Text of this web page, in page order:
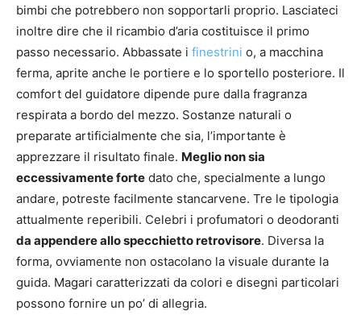
bimbi che potrebbero non sopportarli proprio. Lasciateci
inoltre dire che il ricambio d’aria costituisce il primo
passo necessario. Abbassate i finestrini o, a macchina
ferma, aprite anche le portiere e lo sportello posteriore. Il
comfort del guidatore dipende pure dalla fragranza
respirata a bordo del mezzo. Sostanze naturali o
preparate artificialmente che sia, l’importante è
apprezzare il risultato finale. Meglio non sia
eccessivamente forte dato che, specialmente a lungo
andare, potreste facilmente stancarvene. Tre le tipologia
attualmente reperibili. Celebri i profumatori o deodoranti
da appendere allo specchietto retrovisore. Diversa la
forma, ovviamente non ostacolano la visuale durante la
guida. Magari caratterizzati da colori e disegni particolari
possono fornire un po’ di allegria.